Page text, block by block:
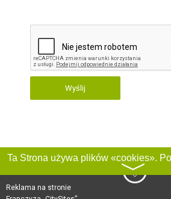
Wyślij
〉
Reklama na stronie